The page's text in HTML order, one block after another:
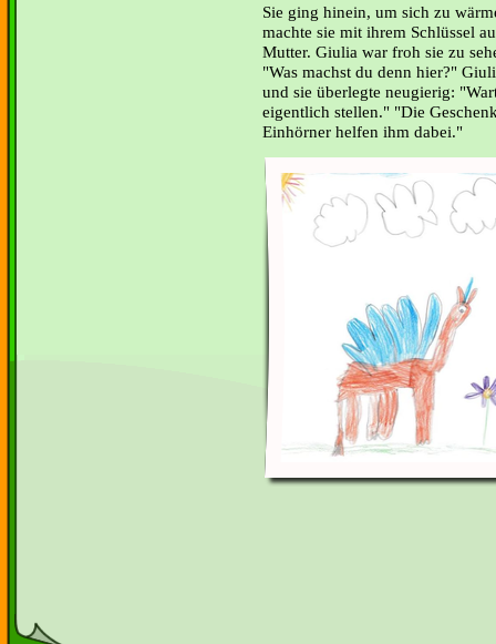
Sie ging hinein, um sich zu
machte sie mit ihrem Schlüssel
Mutter. Giulia war froh sie zu
"Was machst du denn hier?"
und sie überlegte neugierig:
eigentlich stellen." "Die
Einhörner helfen ihm dabei."